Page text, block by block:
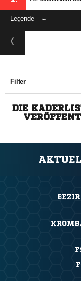
Legende
Filter
DIE